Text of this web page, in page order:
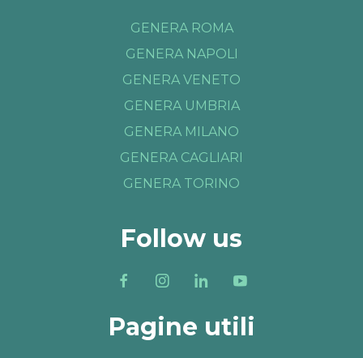
GENERA ROMA
GENERA NAPOLI
GENERA VENETO
GENERA UMBRIA
GENERA MILANO
GENERA CAGLIARI
GENERA TORINO
Follow us
Pagine utili